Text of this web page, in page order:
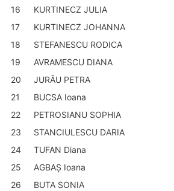
16
KURTINECZ JULIA
17
KURTINECZ JOHANNA
18
STEFANESCU RODICA
19
AVRAMESCU DIANA
20
JURĂU PETRA
21
BUCSA Ioana
22
PETROSIANU SOPHIA
23
STANCIULESCU DARIA
24
TUFAN Diana
25
AGBAŞ Ioana
26
BUTA SONIA